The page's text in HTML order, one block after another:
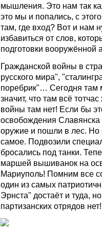
мышления. Это нам так
это мы и попались, с
там, где вход? Вот и нам
избавиться от слов,
подготовки вооружённой
Гражданской войны в
русского мира",
поребрик"… Сегодня
значит, что там всё
войны там нет! Если бы
освобождения
оружие и пошли в лес. Но
самое. Подвозили
бросались под танки.
маршей вышиванок на
Мариуполь! Помним все
один из самых
Эрнста" достаёт и туда,
партизанских отрядов нет!